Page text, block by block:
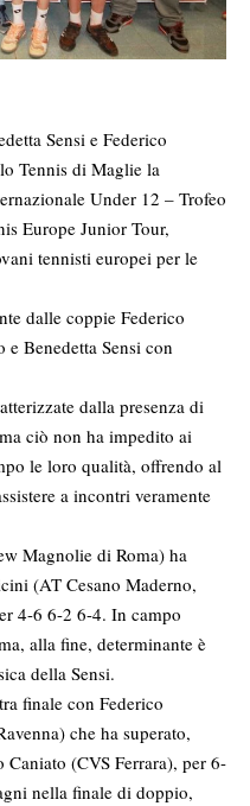
Sensi e Federico
Tennis di Maglie la
Under 12 – Trofeo
Europe Junior Tour,
tennisti europei per le
dalle coppie Federico
Benedetta Sensi con
dalla presenza di
ciò non ha impedito ai
le loro qualità, offrendo al
a incontri veramente
Magnolie di Roma) ha
(AT Cesano Maderno,
4-6 6-2 6-4. In campo
alla fine, determinante è
della Sensi.
finale con Federico
che ha superato,
(CVS Ferrara), per 6-
nella finale di doppio,